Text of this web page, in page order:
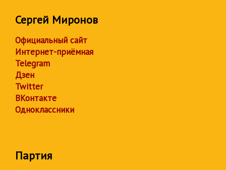
Сергей Миронов
Официальный сайт
Интернет-приёмная
Telegram
Дзен
Twitter
ВКонтакте
Одноклассники
Партия